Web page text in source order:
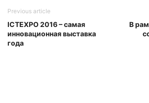
Previous article
ICTEXPO 2016 – самая
инновационная выставка
года
В